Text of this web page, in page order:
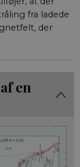
fra ladede
der
en